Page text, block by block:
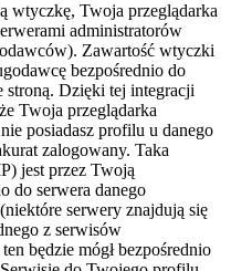
wtyczkę, Twoja przeglądarka
administratorów
Zawartość wtyczki
bezpośrednio do
Dzięki tej integracji
Twoja przeglądarka
posiadasz profilu u danego
zalogowany. Taka
jest przez Twoją
do serwera danego
serwery znajdują się
z serwisów
będzie mógł bezpośrednio